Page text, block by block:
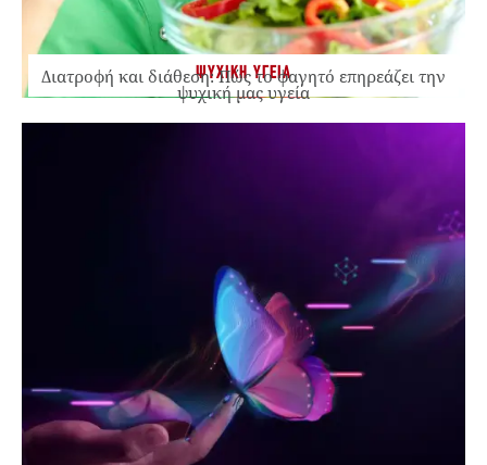
ΨΥΧΙΚΗ ΥΓΕΙΑ
Διατροφή και διάθεση: Πώς το φαγητό επηρεάζει την
ψυχική μας υγεία